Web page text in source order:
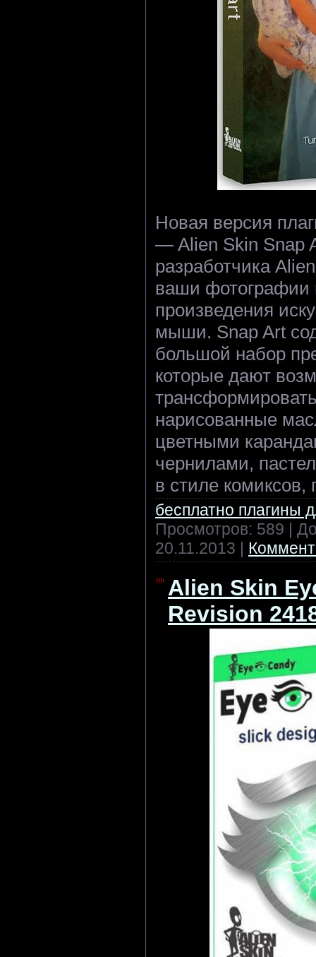
Новая версия
— Alien Skin Snap
разработчика
ваши фотографии
произведения
мыши. Snap Art
большой набор
которые дают
нарисованные
цветными
чернилами,
в стиле
бесплатно плагины
Просмотров: 589 |
20.11.2013 |
Alien Skin
Revision